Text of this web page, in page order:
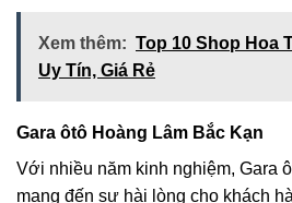
Xem thêm: Top 10 Shop Hoa
Uy Tín, Giá Rẻ
Gara ôtô Hoàng Lâm Bắc Kạn
Với nhiều năm kinh nghiệm, Gara
mang đến sự hài lòng cho khách